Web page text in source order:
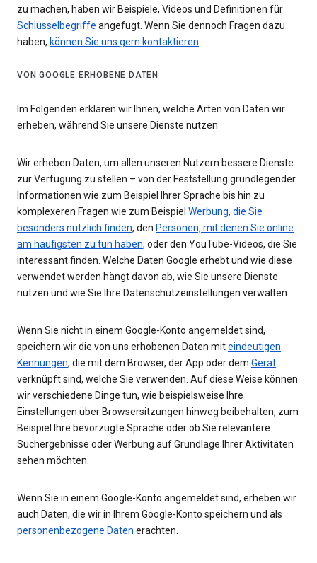
zu machen, haben wir Beispiele, Videos und Definitionen für
Schlüsselbegriffe angefügt. Wenn Sie dennoch Fragen dazu
haben, können Sie uns gern kontaktieren.
VON GOOGLE ERHOBENE DATEN
Im Folgenden erklären wir Ihnen, welche Arten von Daten wir
erheben, während Sie unsere Dienste nutzen
Wir erheben Daten, um allen unseren Nutzern bessere Dienste
zur Verfügung zu stellen – von der Feststellung grundlegender
Informationen wie zum Beispiel Ihrer Sprache bis hin zu
komplexeren Fragen wie zum Beispiel Werbung, die Sie
besonders nützlich finden, den Personen, mit denen Sie online
am häufigsten zu tun haben, oder den YouTube-Videos, die Sie
interessant finden. Welche Daten Google erhebt und wie diese
verwendet werden hängt davon ab, wie Sie unsere Dienste
nutzen und wie Sie Ihre Datenschutzeinstellungen verwalten.
Wenn Sie nicht in einem Google-Konto angemeldet sind,
speichern wir die von uns erhobenen Daten miteindeutigen
Kennungen, die mit dem Browser, der App oder dem Gerät
verknüpft sind, welche Sie verwenden. Auf diese Weise können
wir verschiedene Dinge tun, wie beispielsweise Ihre
Einstellungen über Browsersitzungen hinweg beibehalten, zum
Beispiel Ihre bevorzugte Sprache oder ob Sie relevantere
Suchergebnisse oder Werbung auf Grundlage Ihrer Aktivitäten
sehen möchten.
Wenn Sie in einem Google-Konto angemeldet sind, erheben wir
auch Daten, die wir in Ihrem Google-Konto speichern und als
personenbezogene Daten erachten.